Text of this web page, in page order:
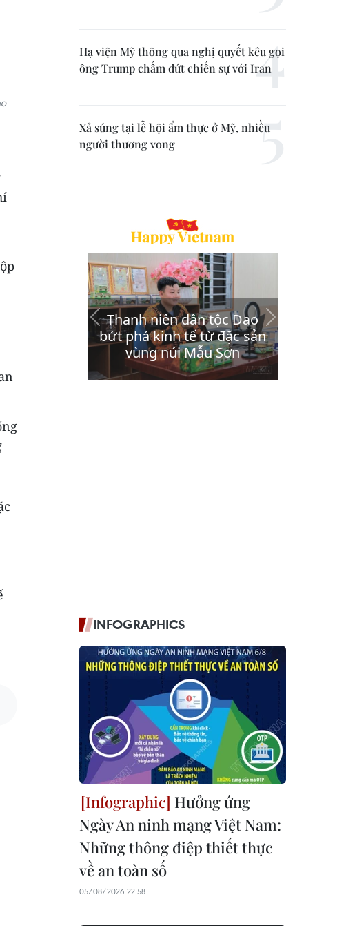
Hạ viện Mỹ thông qua nghị quyết kêu gọi
ông Trump chấm dứt chiến sự với Iran
Xả súng tại lễ hội ẩm thực ở Mỹ, nhiều
người thương vong
INFOGRAPHICS
Hưởng ứng
Ngày An ninh mạng Việt Nam:
Những thông điệp thiết thực
về an toàn số
05/08/2026 22:58